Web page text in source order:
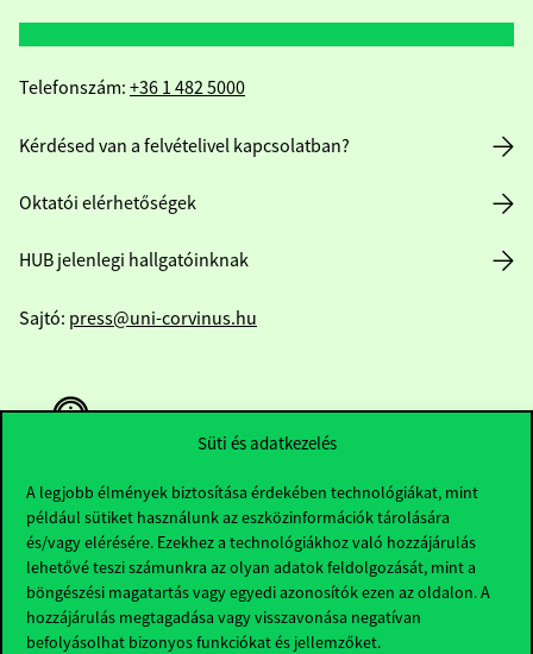
Süti és adatkezelés
A legjobb élmények biztosítása érdekében technológiákat, mint
például sütiket használunk az eszközinformációk tárolására
és/vagy elérésére. Ezekhez a technológiákhoz való hozzájárulás
lehetővé teszi számunkra az olyan adatok feldolgozását, mint a
böngészési magatartás vagy egyedi azonosítók ezen az oldalon. A
hozzájárulás megtagadása vagy visszavonása negatívan
befolyásolhat bizonyos funkciókat és jellemzőket.
Telefonszám: +36 1 482 5000
Kérdésed van a felvételivel kapcsolatban?
Oktatói elérhetőségek
HUB jelenlegi hallgatóinknak
Sajtó: press@uni-corvinus.hu
Hasznos linkek
Nyitvatartás